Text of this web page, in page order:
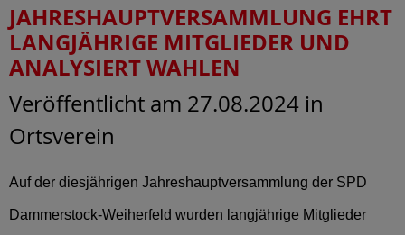
JAHRESHAUPTVERSAMMLUNG EHRT
LANGJÄHRIGE MITGLIEDER UND
ANALYSIERT WAHLEN
Veröffentlicht am 27.08.2024 in
Ortsverein
Auf der diesjährigen Jahreshauptversammlung der SPD
Dammerstock-Weiherfeld wurden langjährige Mitglieder